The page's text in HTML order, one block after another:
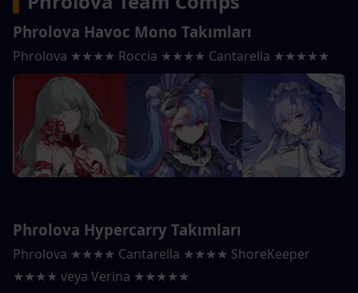
Phrolova Havoc Mono Takımları
Phrolova ★★★★ Roccia ★★★★ Cantarella ★★★★★
Phrolova Hypercarry Takımları
Phrolova ★★★★ Cantarella ★★★★ ShoreKeeper
★★★★ veya Verina ★★★★★